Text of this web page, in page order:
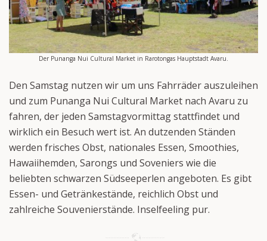
Der Punanga Nui Cultural Market in Rarotongas Hauptstadt Avaru.
Den Samstag nutzen wir um uns Fahrräder auszuleihen
und zum Punanga Nui Cultural Market nach Avaru zu
fahren, der jeden Samstagvormittag stattfindet und
wirklich ein Besuch wert ist. An dutzenden Ständen
werden frisches Obst, nationales Essen, Smoothies,
Hawaiihemden, Sarongs und Soveniers wie die
beliebten schwarzen Südseeperlen angeboten. Es gibt
Essen- und Getränkestände, reichlich Obst und
zahlreiche Souvenierstände. Inselfeeling pur.